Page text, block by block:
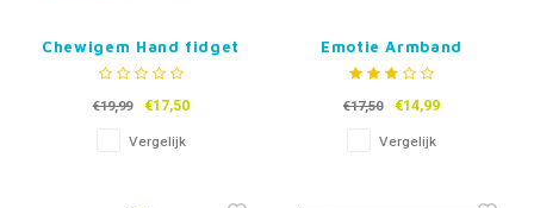
Chewigem Hand fidget
€19,99 €17,50
Vergelijk
Emotie Armband
€17,50 €14,99
Vergelijk